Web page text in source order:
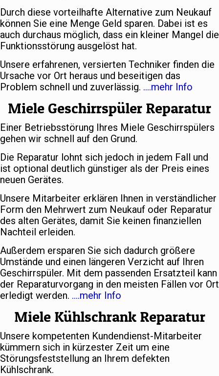
Durch diese vorteilhafte Alternative zum Neukauf
können Sie eine Menge Geld sparen. Dabei ist es
auch durchaus möglich, dass ein kleiner Mangel die
Funktionsstörung ausgelöst hat.
Unsere erfahrenen, versierten Techniker finden die
Ursache vor Ort heraus und beseitigen das
Problem schnell und zuverlässig. ….mehr Info
Miele Geschirrspüler Reparatur
Einer Betriebsstörung Ihres Miele Geschirrspülers
gehen wir schnell auf den Grund.
Die Reparatur lohnt sich jedoch in jedem Fall und
ist optional deutlich günstiger als der Preis eines
neuen Gerätes.
Unsere Mitarbeiter erklären Ihnen in verständlicher
Form den Mehrwert zum Neukauf oder Reparatur
des alten Gerätes, damit Sie keinen finanziellen
Nachteil erleiden.
Außerdem ersparen Sie sich dadurch größere
Umstände und einen längeren Verzicht auf Ihren
Geschirrspüler. Mit dem passenden Ersatzteil kann
der Reparaturvorgang in den meisten Fällen vor Ort
erledigt werden. ….mehr Info
Miele Kühlschrank Reparatur
Unsere kompetenten Kundendienst-Mitarbeiter
kümmern sich in kürzester Zeit um eine
Störungsfeststellung an Ihrem defekten
Kühlschrank.